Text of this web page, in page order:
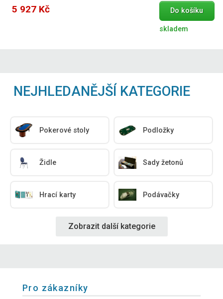
5 927 Kč Do košíku
skladem
NEJHLEDANĚJŠÍ KATEGORIE
Pokerové stoly Podložky
Židle Sady žetonů
Hrací karty Podávačky
Zobrazit další kategorie
Pro zákazníky